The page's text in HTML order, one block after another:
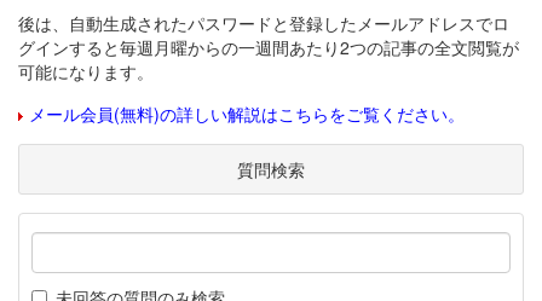
後は、自動生成されたパスワードと登録したメールアドレスでロ
グインすると毎週月曜からの一週間あたり2つの記事の全文閲覧が
可能になります。
メール会員(無料)の詳しい解説はこちらをご覧ください。
質問検索